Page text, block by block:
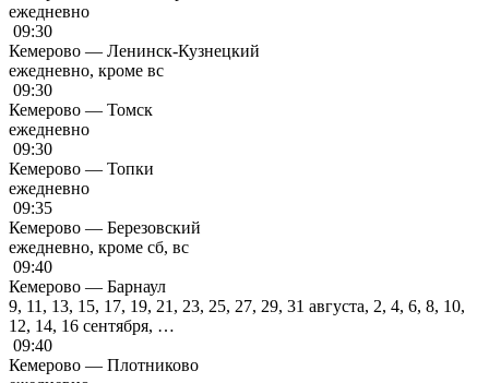
ежедневно
09:30
Кемерово — Ленинск-Кузнецкий
ежедневно, кроме вс
09:30
Кемерово — Томск
ежедневно
09:30
Кемерово — Топки
ежедневно
09:35
Кемерово — Березовский
ежедневно, кроме сб, вс
09:40
Кемерово — Барнаул
9, 11, 13, 15, 17, 19, 21, 23, 25, 27, 29, 31 августа, 2, 4, 6, 8, 10,
12, 14, 16 сентября, …
09:40
Кемерово — Плотниково